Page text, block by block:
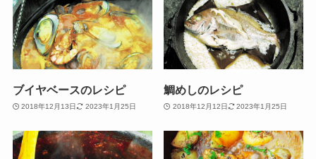
ブイヤベースのレシピ
2018年12月13日 2023年1月25日
鯛めしのレシピ
2018年12月12日 2023年1月25日